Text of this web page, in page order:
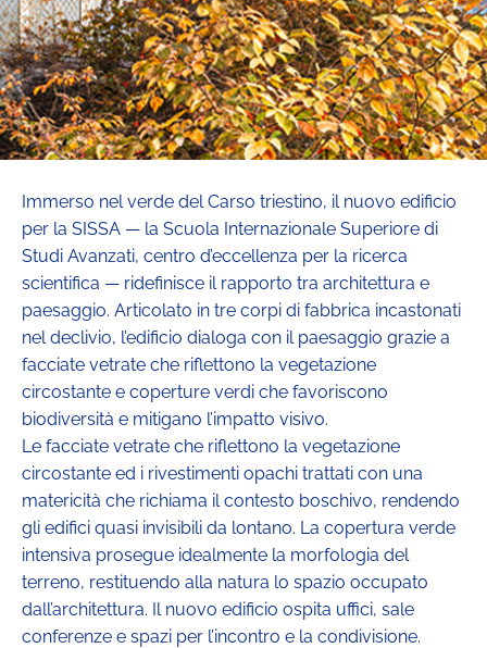
Immerso nel verde del Carso triestino, il nuovo edificio
per la SISSA — la Scuola Internazionale Superiore di
Studi Avanzati, centro d’eccellenza per la ricerca
scientifica — ridefinisce il rapporto tra architettura e
paesaggio. Articolato in tre corpi di fabbrica incastonati
nel declivio, l’edificio dialoga con il paesaggio grazie a
facciate vetrate che riflettono la vegetazione
circostante e coperture verdi che favoriscono
biodiversità e mitigano l’impatto visivo.
Le facciate vetrate che riflettono la vegetazione
circostante ed i rivestimenti opachi trattati con una
matericità che richiama il contesto boschivo, rendendo
gli edifici quasi invisibili da lontano. La copertura verde
intensiva prosegue idealmente la morfologia del
terreno, restituendo alla natura lo spazio occupato
dall’architettura. Il nuovo edificio ospita uffici, sale
conferenze e spazi per l’incontro e la condivisione.